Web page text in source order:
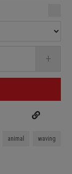
+
animal waving